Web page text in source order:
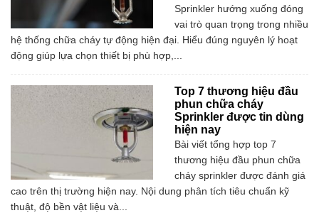
Sprinkler hướng xuống đóng
vai trò quan trọng trong nhiều
hệ thống chữa cháy tự động hiện đại. Hiểu đúng nguyên lý hoạt
động giúp lựa chọn thiết bị phù hợp,...
Top 7 thương hiệu đầu
phun chữa cháy
Sprinkler được tin dùng
hiện nay
Bài viết tổng hợp top 7
thương hiệu đầu phun chữa
cháy sprinkler được đánh giá
cao trên thị trường hiện nay. Nội dung phân tích tiêu chuẩn kỹ
thuật, độ bền vật liệu và...